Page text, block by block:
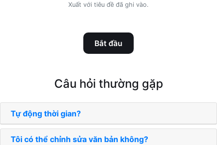
Xuất với tiêu đề đã ghi vào.
Bắt đầu
Câu hỏi thường gặp
Tự động thời gian?
Tôi có thể chỉnh sửa văn bản không?